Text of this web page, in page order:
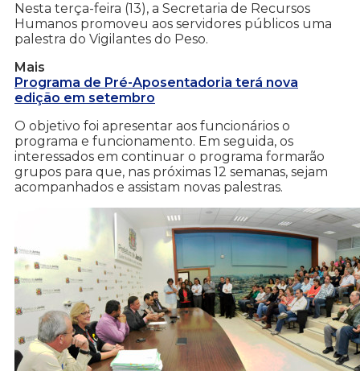
Nesta terça-feira (13), a Secretaria de Recursos
Humanos promoveu aos servidores públicos uma
palestra do Vigilantes do Peso.
Mais
Programa de Pré-Aposentadoria terá nova
edição em setembro
O objetivo foi apresentar aos funcionários o
programa e funcionamento. Em seguida, os
interessados em continuar o programa formarão
grupos para que, nas próximas 12 semanas, sejam
acompanhados e assistam novas palestras.